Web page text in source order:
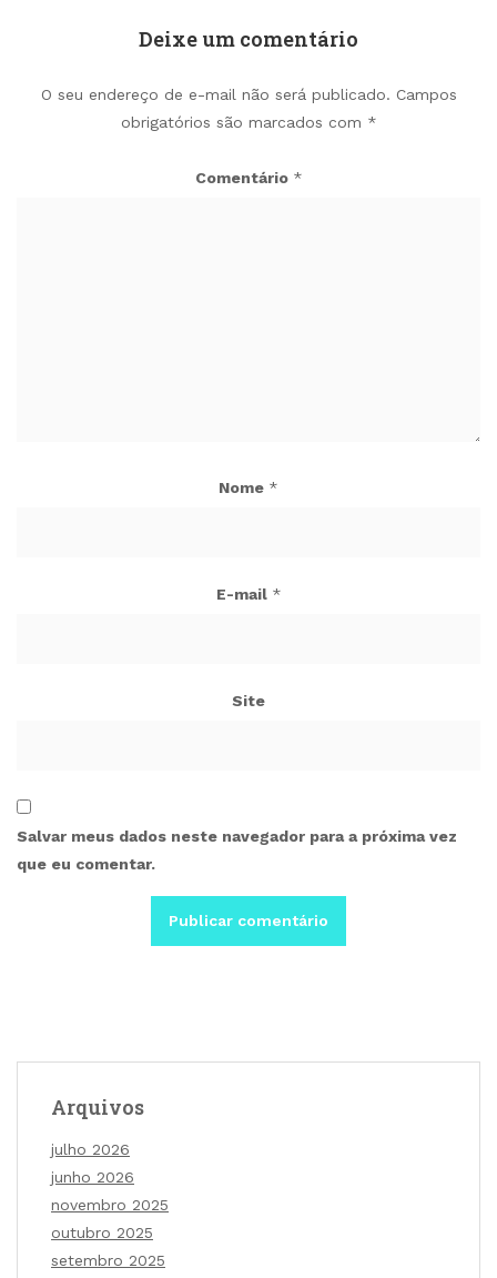
Deixe um comentário
O seu endereço de e-mail não será publicado. Campos
obrigatórios são marcados com *
Comentário *
Nome *
E-mail *
Site
Salvar meus dados neste navegador para a próxima vez
que eu comentar.
Arquivos
julho 2026
junho 2026
novembro 2025
outubro 2025
setembro 2025